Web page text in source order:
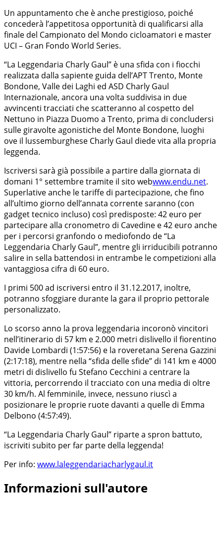
Un appuntamento che è anche prestigioso, poiché
concederà l’appetitosa opportunità di qualificarsi alla
finale del Campionato del Mondo cicloamatori e master
UCI – Gran Fondo World Series.
“La Leggendaria Charly Gaul” è una sfida con i fiocchi
realizzata dalla sapiente guida dell’APT Trento, Monte
Bondone, Valle dei Laghi ed ASD Charly Gaul
Internazionale, ancora una volta suddivisa in due
avvincenti tracciati che scatteranno al cospetto del
Nettuno in Piazza Duomo a Trento, prima di concludersi
sulle giravolte agonistiche del Monte Bondone, luoghi
ove il lussemburghese Charly Gaul diede vita alla propria
leggenda.
Iscriversi sarà già possibile a partire dalla giornata di
domani 1° settembre tramite il sito webwww.endu.net.
Superlative anche le tariffe di partecipazione, che fino
all’ultimo giorno dell’annata corrente saranno (con
gadget tecnico incluso) così predisposte: 42 euro per
partecipare alla cronometro di Cavedine e 42 euro anche
per i percorsi granfondo o mediofondo de “La
Leggendaria Charly Gaul”, mentre gli irriducibili potranno
salire in sella battendosi in entrambe le competizioni alla
vantaggiosa cifra di 60 euro.
I primi 500 ad iscriversi entro il 31.12.2017, inoltre,
potranno sfoggiare durante la gara il proprio pettorale
personalizzato.
Lo scorso anno la prova leggendaria incoronò vincitori
nell’itinerario di 57 km e 2.000 metri dislivello il fiorentino
Davide Lombardi (1:57:56) e la roveretana Serena Gazzini
(2:17:18), mentre nella “sfida delle sfide” di 141 km e 4000
metri di dislivello fu Stefano Cecchini a centrare la
vittoria, percorrendo il tracciato con una media di oltre
30 km/h. Al femminile, invece, nessuno riuscì a
posizionare le proprie ruote davanti a quelle di Emma
Delbono (4:57:49).
“La Leggendaria Charly Gaul” riparte a spron battuto,
iscriviti subito per far parte della leggenda!
Per info: www.laleggendariacharlygaul.it
Informazioni sull'autore